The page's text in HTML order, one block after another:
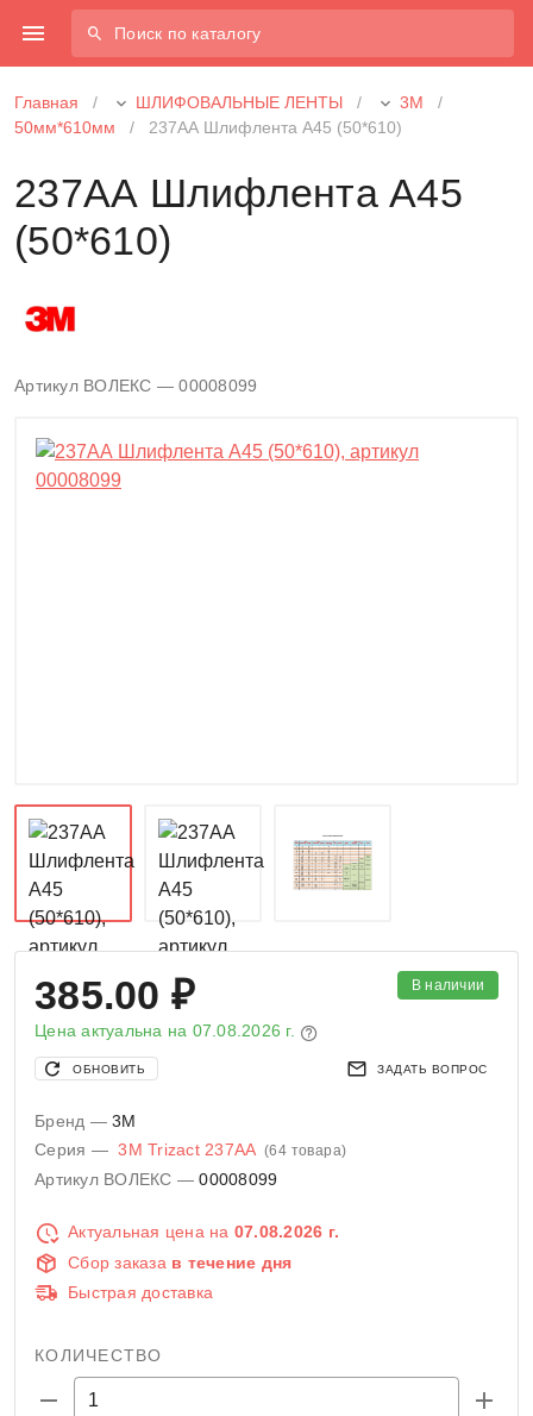
Поиск по каталогу
Главная / ШЛИФОВАЛЬНЫЕ ЛЕНТЫ / 3М
/
50мм*610мм
/ 237АА Шлифлента A45 (50*610)
237АА Шлифлента A45
(50*610)
Артикул ВОЛЕКС — 00008099
В наличии
385.00 ₽
Цена актуальна на 07.08.2026 г.
ОБНОВИТЬ ЗАДАТЬ ВОПРОС
Бренд — 3M
Серия — 3M Trizact 237AA (64 товара)
Артикул ВОЛЕКС —00008099
Актуальная цена на 07.08.2026 г.
Сбор заказа в течение дня
Быстрая доставка
КОЛИЧЕСТВО